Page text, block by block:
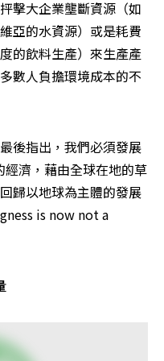
擊大企業壟斷資源（如
亞的水資源）或是耗費
的飲料生產）來生產產
數人負擔環境成本的不
後指出，我們必須發展
濟，藉由全球在地的草
歸以地球為主體的發展
is now not a